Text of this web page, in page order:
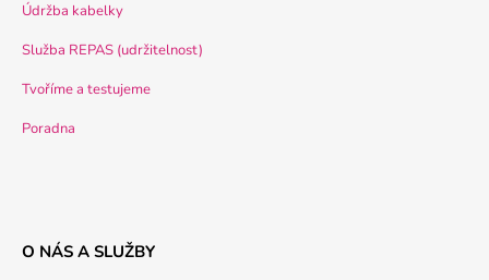
Údržba kabelky
Služba REPAS (udržitelnost)
Tvoříme a testujeme
Poradna
O NÁS A SLUŽBY